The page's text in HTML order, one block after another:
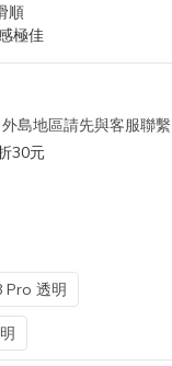
順
極佳
島地區請先與客服聯繫
30元
Pro 透明